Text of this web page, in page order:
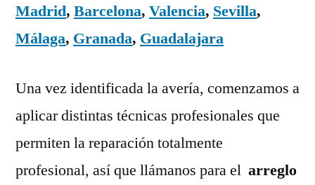
Madrid, Barcelona, Valencia, Sevilla,
Málaga, Granada, Guadalajara
Una vez identificada la avería, comenzamos a
aplicar distintas técnicas profesionales que
permiten la reparación totalmente
profesional, así que llámanos para el arreglo